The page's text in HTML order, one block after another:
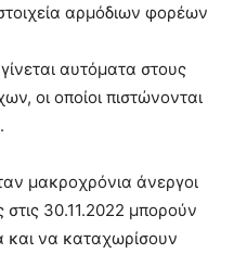
αρμόδιων φορέων
αυτόματα στους
οι οποίοι πιστώνονται
μακροχρόνια άνεργοι
30.11.2022 μπορούν
και να καταχωρίσουν